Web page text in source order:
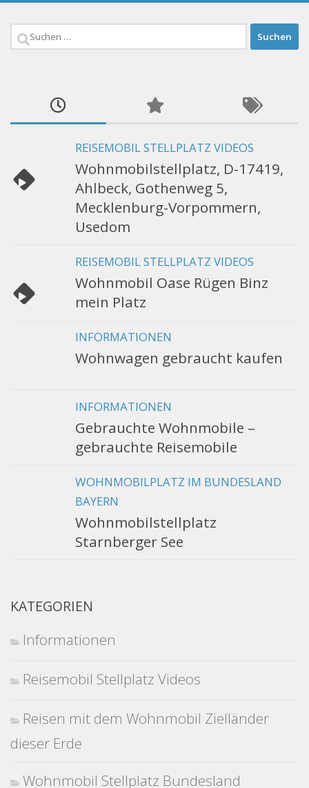
Suchen
REISEMOBIL STELLPLATZ VIDEOS
Wohnmobilstellplatz, D-17419,
Ahlbeck, Gothenweg 5,
Mecklenburg-Vorpommern,
Usedom
REISEMOBIL STELLPLATZ VIDEOS
Wohnmobil Oase Rügen Binz
mein Platz
INFORMATIONEN
Wohnwagen gebraucht kaufen
INFORMATIONEN
Gebrauchte Wohnmobile –
gebrauchte Reisemobile
WOHNMOBILPLATZ IM BUNDESLAND
BAYERN
Wohnmobilstellplatz
Starnberger See
KATEGORIEN
Informationen
Reisemobil Stellplatz Videos
Reisen mit dem Wohnmobil Zielländer
dieser Erde
Wohnmobil Stellplatz Bundesland